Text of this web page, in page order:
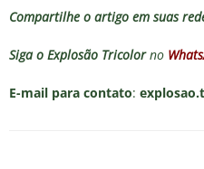
Compartilhe o artigo em suas
Siga o Explosão Tricolorno
E-mail para contato: